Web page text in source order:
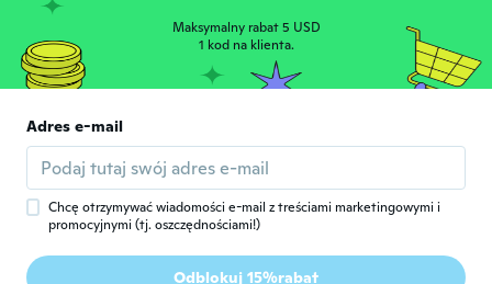
M Rok dołączenia 2017 48 opinie
około 6 roku temu
N Nina
Rok dołączenia 2018 · 21
Ana
Maksymalny rabat 5 USD
1 kod na klienta.
Adres e-mail
Chcę otrzymywać wiadomości e-mail z treściami marketingowymi i
promocyjnymi (tj. oszczędnościami!)
Odblokuj 15%rabat